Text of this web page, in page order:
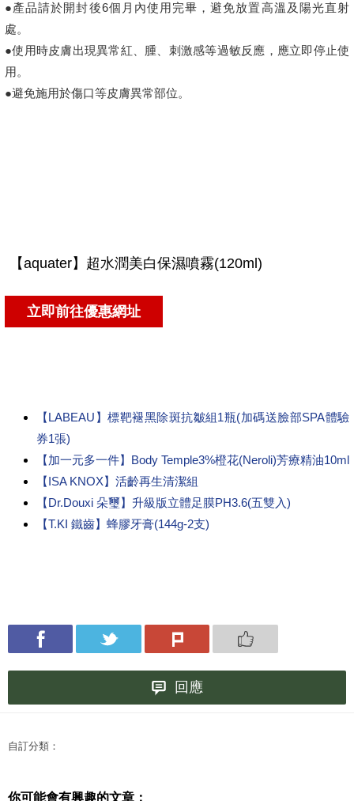
●產品請於開封後6個月內使用完畢，避免放置高溫及陽光直射
處。
●使用時皮膚出現異常紅、腫、刺激感等過敏反應，應立即停止使
用。
●避免施用於傷口等皮膚異常部位。
【LABEAU】標靶褪黑除斑抗皺組1瓶(加碼送臉部SPA體驗
券1張)
【加一元多一件】Body Temple3%橙花(Neroli)芳療精油10ml
【ISA KNOX】活齡再生清潔組
【Dr.Douxi 朵璽】升級版立體足膜PH3.6(五雙入)
【T.KI 鐵齒】蜂膠牙膏(144g-2支)
回應
自訂分類：
你可能會有興趣的文章：